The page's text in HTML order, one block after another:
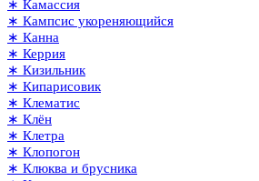
∗ Камассия
∗ Кампсис укореняющийся
∗ Канна
∗ Керрия
∗ Кизильник
∗ Кипарисовик
∗ Клематис
∗ Клён
∗ Клетра
∗ Клопогон
∗ Клюква и брусника